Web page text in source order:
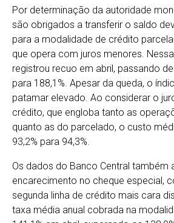
Por determinação da autoridade
são obrigados a transferir o saldo
para a modalidade de crédito
que opera com juros menores.
registrou recuo em abril, passando
para 188,1%. Apesar da queda, o
patamar elevado. Ao considerar o
crédito, que engloba tanto as
quanto as do parcelado, o custo
93,2% para 94,3%.
Os dados do Banco Central também
encarecimento no cheque especial,
segunda linha de crédito mais cara
taxa média anual cobrada na